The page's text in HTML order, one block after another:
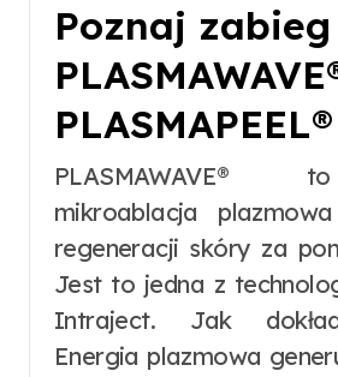
Poznaj zabieg
PLASMAPEEL®
PLASMAWAVE®
mikroablacja
regeneracji skóry za
Jest to jedna z
Intraject. Jak
Energia plazmowa